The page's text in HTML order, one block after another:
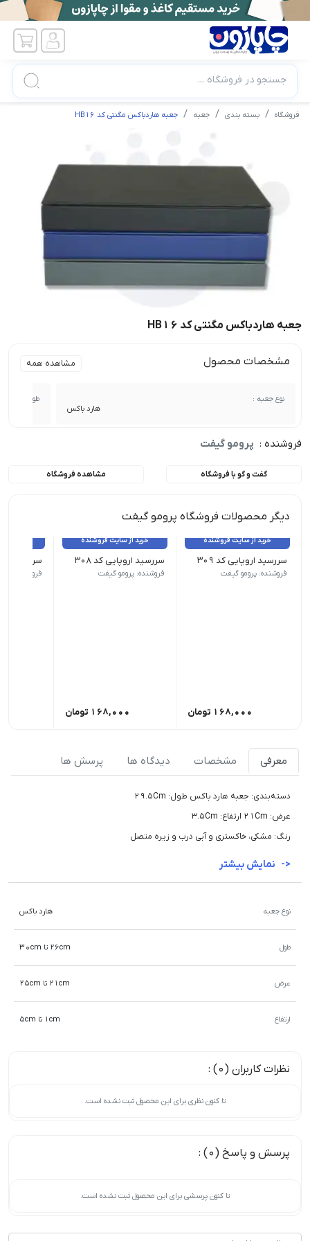
جستجو در فروشگاه ...
فروشگاه بسته بندی جعبه جعبه هاردباکس مگنتی کد HB16
جعبه هاردباکس مگنتی کد HB16
مشخصات محصول مشاهده همه
نوع جعبه :
هارد باکس
طول :
فروشنده : پرومو گیفت
گفت و گو با فروشگاه مشاهده فروشگاه
دیگر محصولات فروشگاه پرومو گیفت
خرید از سایت فروشنده
سررسید اروپایی کد 309
نوع سررسید (سالنامه) اروپایی | ابعاد 13.5×22 | صفحات روزشمار (جمعه مشترک) | صفحات داخلی دو رنگ
فروشنده: پرومو گیفت
168,000 تومان
خرید از سایت فروشنده
سررسید اروپایی کد 308
نوع سررسید (سالنامه) اروپایی | ابعاد 13.5×22 | صفحات روزشمار (جمعه مشترک) | صفحات داخلی دو رنگ
فروشنده: پرومو گیفت
168,000 تومان
سررسید
نوع سررسید (سالنامه)
فروشنده:
معرفی مشخصات دیدگاه ها پرسش ها
دسته‌بندی: جعبه هارد باکس طول: 29.5Cm
عرض: 21Cm ارتفاع: 3.5Cm
رنگ: مشکی، خاکستری و آبی درب و زیره متصل
نوع جعبه هارد باکس
طول 26cm تا 30cm
عرض 21cm تا 25cm
ارتفاع 1cm تا 5cm
نظرات کاربران (0) :
تا کنون نظری برای این محصول ثبت نشده است.
پرسش و پاسخ (0) :
تا کنون پرسشی برای این محصول ثبت نشده است.